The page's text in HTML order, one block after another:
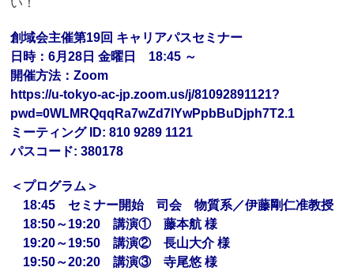
い！
創域会主催第19回 キャリアパスセミナー
日時：6月28日 金曜日 18:45 ～
開催方法：Zoom
https://u-tokyo-ac-jp.zoom.us/j/81092891121?
pwd=0WLMRQqqRa7wZd7lYwPpbBuDjph7T2.1
ミーティング ID: 810 9289 1121
パスコード: 380178
＜プログラム＞
18:45 セミナー開始 司会 物質系／伊藤剛仁准教授
18:50～19:20 講演① 藤本航 様
19:20～19:50 講演② 長山大介 様
19:50～20:20 講演③ 寺尾悠 様